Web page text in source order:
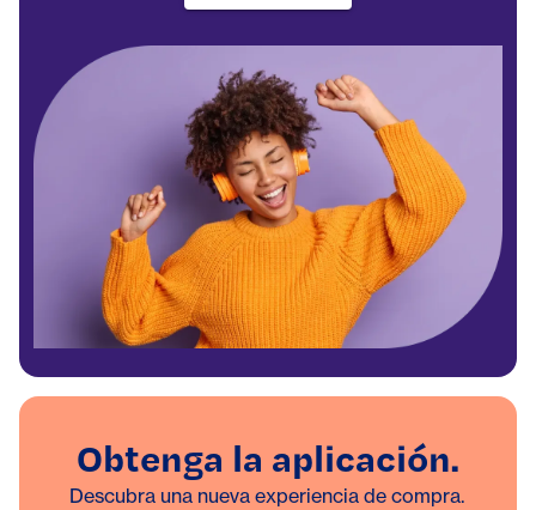
Obtenga la aplicación.
Descubra una nueva experiencia de compra.